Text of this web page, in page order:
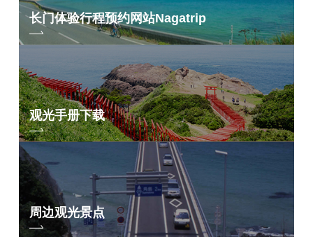
无知的
选自《金子美铃儿歌全集》（JULA 出版社）。
如需转载，请征得金子美铃著作保存会的同意。
长门体验行程预约网站Nagatrip
观光手册下载
周边观光景点